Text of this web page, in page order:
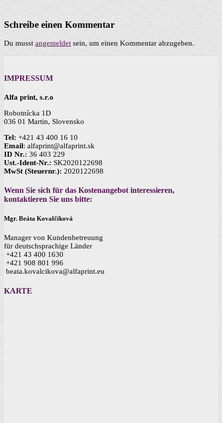
Schreibe einen Kommentar
Du musst angemeldet sein, um einen Kommentar abzugeben.
IMPRESSUM
Alfa print, s.r.o
Robotnícka 1D
036 01 Martin, Slovensko
Tel: +421 43 400 16 10
Email: alfaprint@alfaprint.sk
ID Nr.: 36 403 229
Ust.-Ident-Nr.: SK2020122698
MwSt (Steuernr.): 2020122698
Wenn Sie sich für das Kostenangebot interessieren,
kontaktieren Sie uns bitte:
Mgr. Beáta Kovalčíková
Manager von Kundenbetreuung
für deutschsprachige Länder
+421 43 400 1630
+421 908 801 996
beata.kovalcikova@alfaprint.eu
KARTE